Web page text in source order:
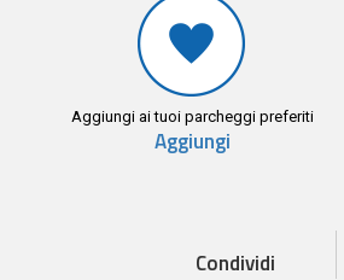
Aggiungi ai tuoi parcheggi preferiti
Aggiungi
Condividi